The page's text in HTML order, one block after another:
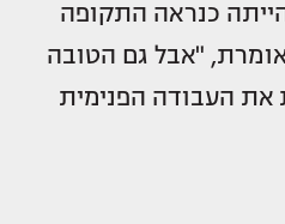
כנראה התקופה
"אבל גם הטובה
את העבודה הפנימית